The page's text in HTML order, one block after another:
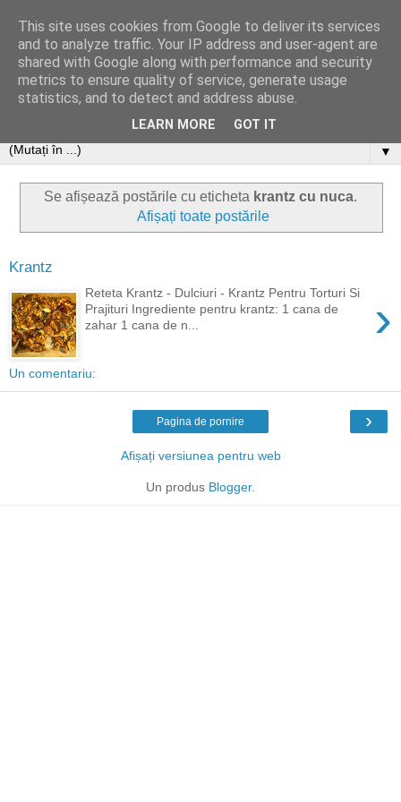
▼
Se afișează postările cu eticheta krantz cu nuca.
Afișați toate postările
Krantz
›
Reteta Krantz - Dulciuri - Krantz Pentru Torturi Si
Prajituri Ingrediente pentru krantz: 1 cana de
zahar 1 cana de n...
Un comentariu:
›
Pagina de pornire
Afișați versiunea pentru web
Un produs Blogger.
This site uses cookies from Google to deliver its services
and to analyze traffic. Your IP address and user-agent are
shared with Google along with performance and security
metrics to ensure quality of service, generate usage
statistics, and to detect and address abuse.
LEARN MORE GOT IT